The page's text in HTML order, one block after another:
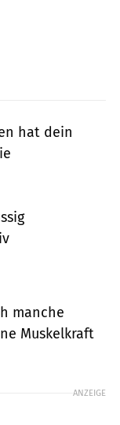
hat dein
manche
Muskelkraft
ANZEIGE